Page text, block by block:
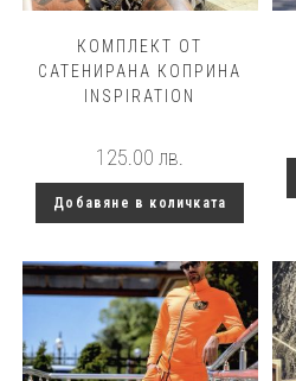
КОМПЛЕКТ ОТ
САТЕНИРАНА КОПРИНА
INSPIRATION
125.00 лв.
Добавяне в количката